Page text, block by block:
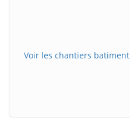
Voir les chantiers batiment